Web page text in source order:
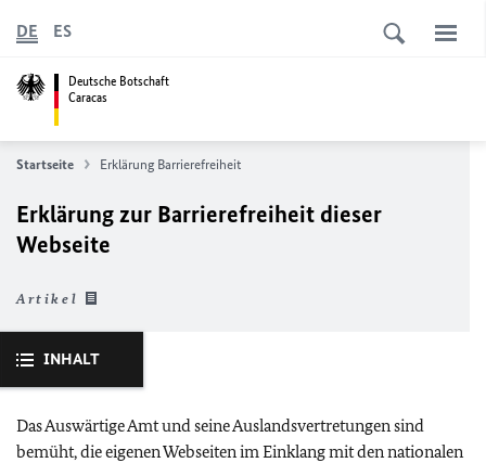
Deutsche Botschaft
Caracas
DE ES
Startseite Erklärung Barrierefreiheit
Erklärung zur Barrierefreiheit dieser
Webseite
Artikel
INHALT
Das Auswärtige Amt und seine Auslandsvertretungen sind
bemüht, die eigenen Webseiten im Einklang mit den nationalen